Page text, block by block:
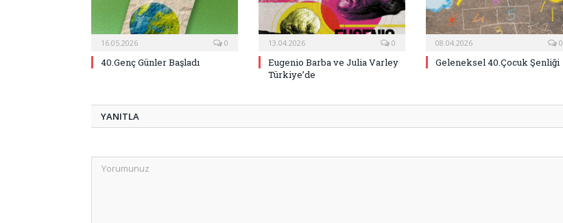
16.05.2026 0
40.Genç Günler Başladı
13.04.2026 0
Eugenio Barba ve Julia Varley
Türkiye’de
08.04.2026 0
Geleneksel 40.Çocuk Şenliği
YANITLA